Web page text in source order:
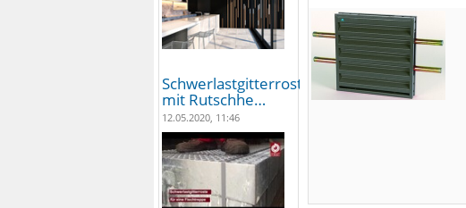
Schwerlastgitterroste
mit Rutschhe…
12.05.2020, 11:46